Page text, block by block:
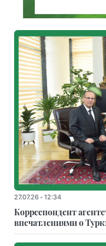
27.07.26 - 12:34
Корреспондент
впечатлениями о